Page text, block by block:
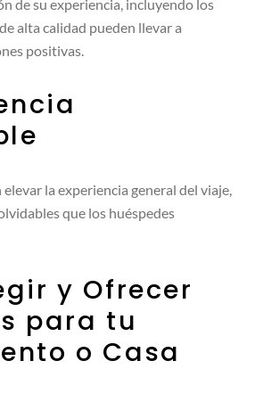
de su experiencia, incluyendo los
alta calidad pueden llevar a
positivas.
la experiencia general del viaje,
que los huéspedes
y Ofrecer
para tu
o Casa